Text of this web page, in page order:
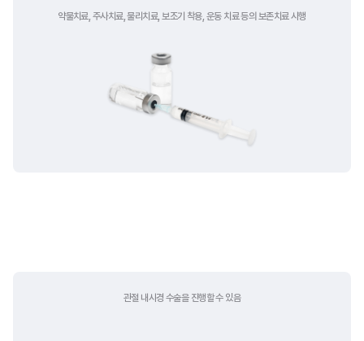
약물치료, 주사치료, 물리치료, 보조기 착용, 운동 치료 등의 보존치료 시행
관절 내시경 수술을 진행할 수 있음